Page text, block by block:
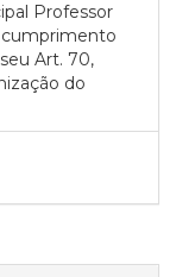
Professor
cumprimento
Art. 70,
do